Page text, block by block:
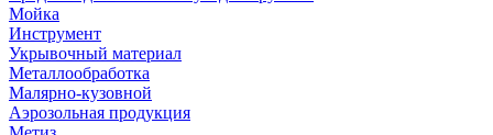
Мойка
Инструмент
Укрывочный материал
Металлообработка
Малярно-кузовной
Аэрозольная продукция